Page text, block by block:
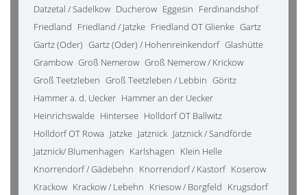
Datzetal / Sadelkow Ducherow Eggesin Ferdinandshof
Friedland Friedland / Jatzke Friedland OT Glienke Gartz
Gartz (Oder) Gartz (Oder) / Hohenreinkendorf Glashütte
Grambow Groß Nemerow Groß Nemerow / Krickow
Groß Teetzleben Groß Teetzleben / Lebbin Göritz
Hammer a. d. Uecker Hammer an der Uecker
Heinrichswalde Hintersee Holldorf OT Ballwitz
Holldorf OT Rowa Jatzke Jatznick Jatznick / Sandförde
Jatznick/ Blumenhagen Karlshagen Klein Helle
Knorrendorf / Gädebehn Knorrendorf / Kastorf Koserow
Krackow Krackow / Lebehn Kriesow / Borgfeld Krugsdorf